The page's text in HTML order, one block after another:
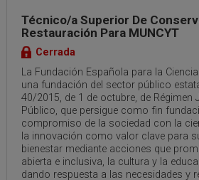
Técnico/a Superior De
Restauración Para MUNCYT
Cerrada
La Fundación Española para la
una fundación del sector público
40/2015, de 1 de octubre, de Régimen
Público, que persigue como fin
compromiso de la sociedad con la
la innovación como valor clave para
bienestar mediante acciones que
abierta e inclusiva, la cultura y la
dando respuesta a las necesidades y